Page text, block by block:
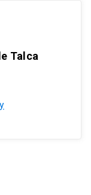
Talca